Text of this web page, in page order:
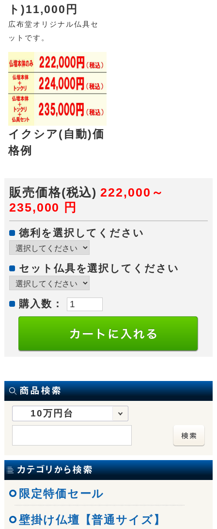
ト)11,000円
広布堂オリジナル仏具セ
ットです。
イクシア(自動)価
格例
販売価格(税込) 222,000～
235,000
円
徳利を選択してください
セット仏具を選択してください
購入数：
10万円台
限定特価セール
壁掛け仏壇【普通サイズ】